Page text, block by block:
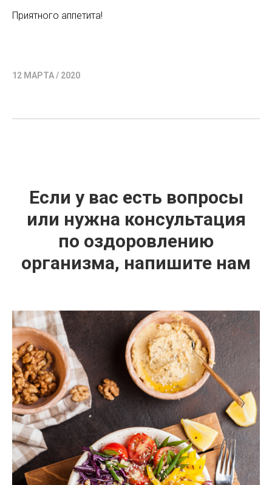
Приятного аппетита!
12 МАРТА / 2020
Если у вас есть вопросы
или нужна консультация
по оздоровлению
организма, напишите нам